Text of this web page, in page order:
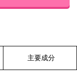
主要成分